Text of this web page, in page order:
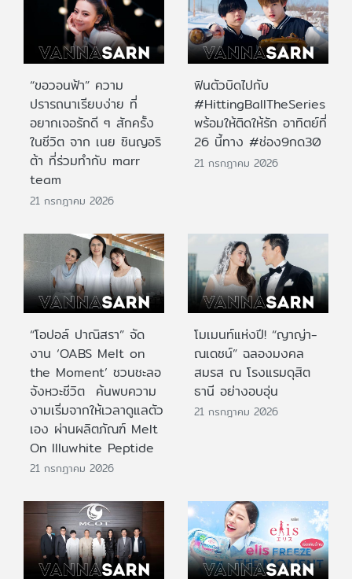
“ขอวอนฟ้า” ความ
ปรารถนาเรียบง่าย ที่
อยากเจอรักดี ๆ สักครั้ง
ในชีวิต จาก เนย ซินญอริ
ต้า ที่ร่วมทำกับ marr
team
21 กรกฎาคม 2026
ฟินตัวบิดไปกับ
#HittingBallTheSeries
พร้อมให้ติดให้รัก อาทิตย์ที่
26 นี้ทาง #ช่อง9กด30
21 กรกฎาคม 2026
“โอปอล์ ปาณิสรา” จัด
งาน ‘OABS Melt on
the Moment’ ชวนชะลอ
จังหวะชีวิต ค้นพบความ
งามเริ่มจากให้เวลาดูแลตัว
เอง ผ่านผลิตภัณฑ์ Melt
On Illuwhite Peptide
21 กรกฎาคม 2026
โมเมนท์แห่งปี! “ญาญ่า-
ณเดชน์” ฉลองมงคล
สมรส ณ โรงแรมดุสิต
ธานี อย่างอบอุ่น
21 กรกฎาคม 2026